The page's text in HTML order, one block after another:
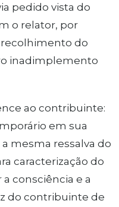
pedido vista do
o relator, por
do
inadimplemento
ao contribuinte:
em sua
mesma ressalva do
caracterização do
consciência e a
do contribuinte de